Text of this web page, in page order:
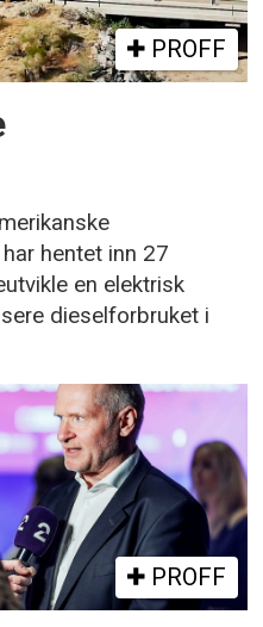
PROFF
hentet inn 27
en elektrisk
dieselforbruket i
PROFF